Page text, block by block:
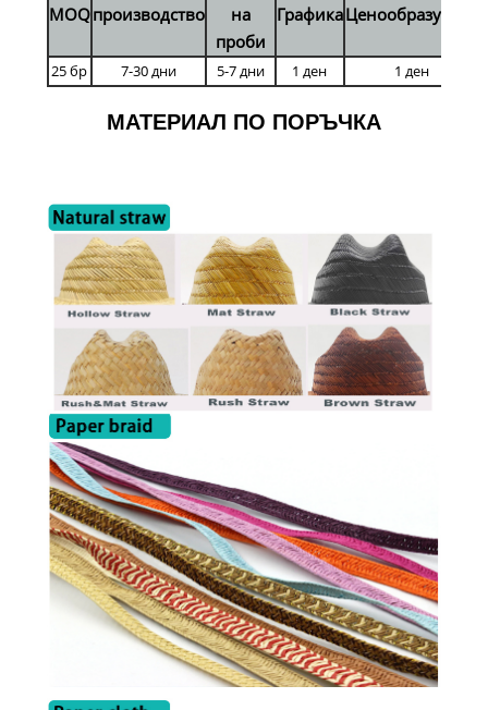
MOQпроизводство
на
проби
ГрафикаЦенообразуване
25 бр 7-30 дни 5-7 дни 1 ден 1 ден
МАТЕРИАЛ ПО ПОРЪЧКА